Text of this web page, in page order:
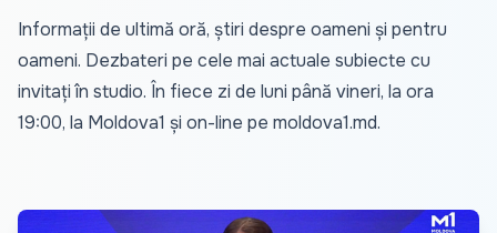
Informații de ultimă oră, știri despre oameni și pentru
oameni. Dezbateri pe cele mai actuale subiecte cu
invitați în studio. În fiece zi de luni până vineri, la ora
19:00, la Moldova1 și on-line pe moldova1.md.